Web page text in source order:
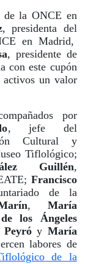
de la ONCE en
, presidenta del
en Madrid,
, presidente de
con este cupón
activos un valor
por
, jefe del
Cultural y
Tiflológico;
Guillén,
Francisco
de la
, María
los Ángeles
y María
labores de
de la